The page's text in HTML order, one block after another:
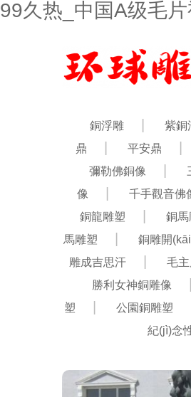
99久热_中国A级毛
銅浮雕 紫銅
鼎
平安鼎
彌勒佛銅像
像
千手觀音佛
銅龍雕塑
銅馬
馬雕塑
銅雕開
雕成吉思汗
毛
勝利女神銅雕像
塑
公園銅雕塑
紀(jì)念